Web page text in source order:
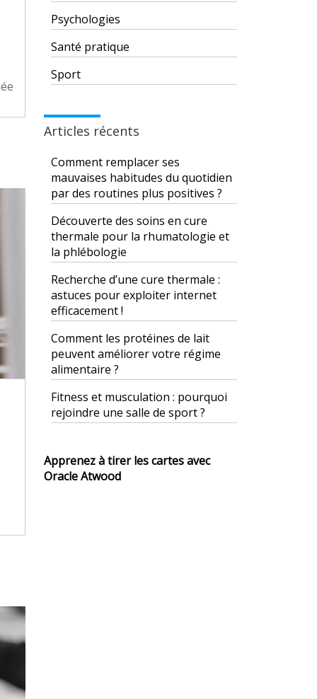
Psychologies
Santé pratique
Sport
Articles récents
Comment remplacer ses
mauvaises habitudes du quotidien
par des routines plus positives ?
Découverte des soins en cure
thermale pour la rhumatologie et
la phlébologie
Recherche d’une cure thermale :
astuces pour exploiter internet
efficacement !
Comment les protéines de lait
peuvent améliorer votre régime
alimentaire ?
Fitness et musculation : pourquoi
rejoindre une salle de sport ?
Apprenez à tirer les cartes avec
Oracle Atwood